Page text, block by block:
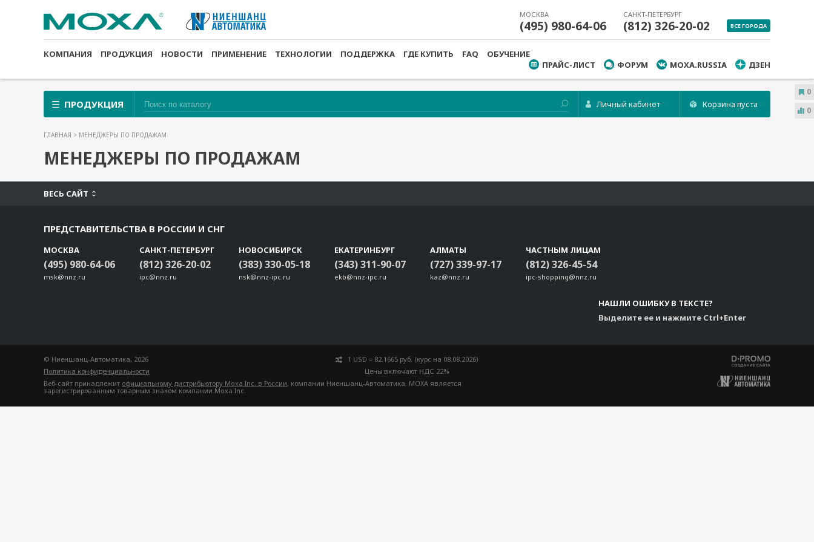
МОСКВА
(495) 980-64-06
САНКТ-ПЕТЕРБУРГ
(812) 326-20-02 ВСЕ ГОРОДА
КОМПАНИЯ ПРОДУКЦИЯ НОВОСТИ ПРИМЕНЕНИЕ ТЕХНОЛОГИИ ПОДДЕРЖКА ГДЕ КУПИТЬ FAQ
ОБУЧЕНИЕ
ПРАЙС-ЛИСТ
ФОРУМ MOXA.RUSSIA ДЗЕН
ПРОДУКЦИЯ Личный кабинет Корзина пуста
ГЛАВНАЯ > МЕНЕДЖЕРЫ ПО ПРОДАЖАМ
МЕНЕДЖЕРЫ ПО ПРОДАЖАМ
ВЕСЬ САЙТ
ПРЕДСТАВИТЕЛЬСТВА В РОССИИ И СНГ
МОСКВА
(495) 980-64-06
msk@nnz.ru
САНКТ-ПЕТЕРБУРГ
(812) 326-20-02
ipc@nnz.ru
НОВОСИБИРСК
(383) 330-05-18
nsk@nnz-ipc.ru
ЕКАТЕРИНБУРГ
(343) 311-90-07
ekb@nnz-ipc.ru
АЛМАТЫ
(727) 339-97-17
kaz@nnz.ru
ЧАСТНЫМ ЛИЦАМ
(812) 326-45-54
ipc-shopping@nnz.ru
НАШЛИ ОШИБКУ В ТЕКСТЕ?
Выделите ее и нажмите Ctrl+Enter
© Ниеншанц-Автоматика, 2026
Политика конфиденциальности
1 USD = 82.1665 руб. (курс на 08.08.2026)
Цены включают НДС 22%
Веб-сайт принадлежит официальному дистрибьютору Moxa Inc. в России, компании Ниеншанц-Автоматика. MOXA является
зарегистрированным товарным знаком компании Moxa Inc.
0
0